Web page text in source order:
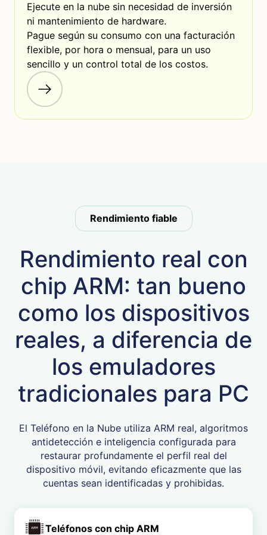
Ejecute en la nube sin necesidad de inversión
ni mantenimiento de hardware.
Pague según su consumo con una facturación
flexible, por hora o mensual, para un uso
sencillo y un control total de los costos.
Rendimiento fiable
Rendimiento real con
chip ARM: tan bueno
como los dispositivos
reales, a diferencia de
los emuladores
tradicionales para PC
El Teléfono en la Nube utiliza ARM real, algoritmos
antidetección e inteligencia configurada para
restaurar profundamente el perfil real del
dispositivo móvil, evitando eficazmente que las
cuentas sean identificadas y prohibidas.
Teléfonos con chip ARM